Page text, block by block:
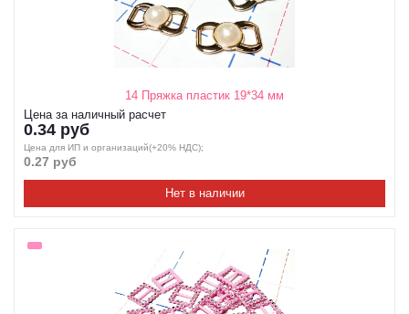
14 Пряжка пластик 19*34 мм
Цена за наличный расчет
0.34 руб
Цена для ИП и организаций(+20% НДС);
0.27 руб
Нет в наличии